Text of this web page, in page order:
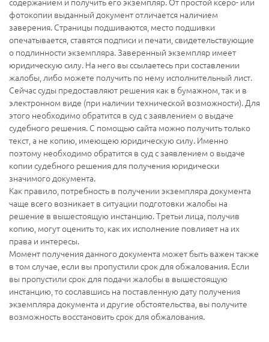
фотокопии выданный документ отличается наличием
заверения. Страницы подшиваются, место подшивки
опечатывается, ставятся подписи и печати, свидетельствующие
о подлинности экземпляра. Заверенный экземпляр имеет
юридическую силу. На него вы ссылаетесь при составлении
жалобы, либо можете получить по нему исполнительный лист.
Сейчас суды предоставляют решения как в бумажном, так и в
электронном виде (при наличии технической возможности). Для
этого необходимо обратится в суд с заявлением о выдаче
судебного решения. С помощью сайта можно получить только
текст, а не копию, имеющею юридическую силу. Именно
поэтому необходимо обратится в суд с заявлением о выдаче
копии судебного решения для получения юридически
значимого документа.
Как правило, потребность в получении экземпляра документа
чаще всего возникает в ситуации подготовки жалобы на
решение в вышестоящую инстанцию. Третьи лица, получив
копию, могут оценить то, как их исполнение повлияет на их
права и интересы.
Момент получения данного документа может быть важен также
в том случае, если вы пропустили срок для обжалования. Если
вы пропустили срок для подачи жалобы в вышестоящую
инстанцию, то сославшись на поставленную дату получения
экземпляра документа и другие обстоятельства, вы получите
возможность восстановить срок для обжалования.